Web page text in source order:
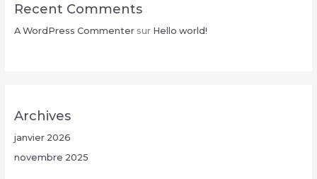
Recent Comments
A WordPress Commentersur Hello world!
Archives
janvier 2026
novembre 2025